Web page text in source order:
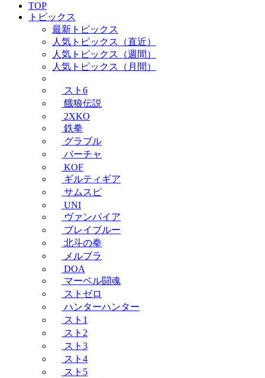
TOP
トピックス
最新トピックス
人気トピックス（直近）
人気トピックス（週間）
人気トピックス（月間）
スト6
餓狼伝説
2XKO
鉄拳
グラブル
バーチャ
KOF
ギルティギア
サムスピ
UNI
ヴァンパイア
ブレイブルー
北斗の拳
メルブラ
DOA
マーベル闘魂
ストゼロ
ハンターハンター
スト1
スト2
スト3
スト4
スト5